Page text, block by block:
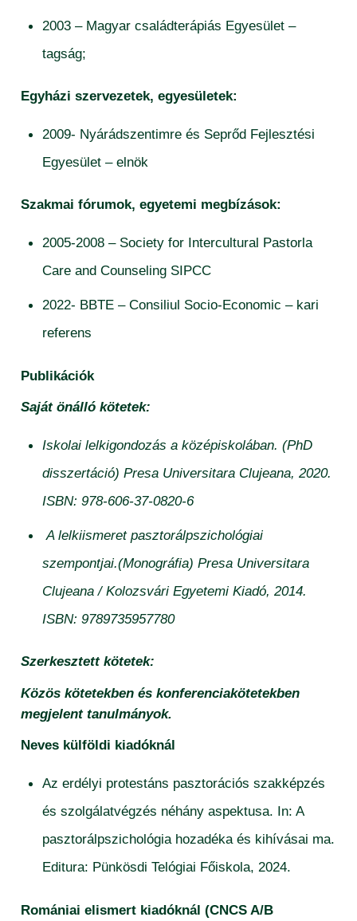
2003 – Magyar családterápiás Egyesület –
tagság;
Egyházi szervezetek, egyesületek:
2009- Nyárádszentimre és Seprőd Fejlesztési
Egyesület – elnök
Szakmai fórumok, egyetemi megbízások:
2005-2008 – Society for Intercultural Pastorla
Care and Counseling SIPCC
2022- BBTE – Consiliul Socio-Economic – kari
referens
Publikációk
Saját önálló kötetek:
Iskolai lelkigondozás a középiskolában. (PhD
disszertáció) Presa Universitara Clujeana, 2020.
ISBN: 978-606-37-0820-6
A lelkiismeret pasztorálpszichológiai
szempontjai.(Monográfia) Presa Universitara
Clujeana / Kolozsvári Egyetemi Kiadó, 2014.
ISBN: 9789735957780
Szerkesztett kötetek:
Közös kötetekben és konferenciakötetekben
megjelent tanulmányok.
Neves külföldi kiadóknál
Az erdélyi protestáns pasztorációs szakképzés
és szolgálatvégzés néhány aspektusa. In: A
pasztorálpszichológia hozadéka és kihívásai ma.
Editura: Pünkösdi Telógiai Főiskola, 2024.
Romániai elismert kiadóknál (CNCS A/B